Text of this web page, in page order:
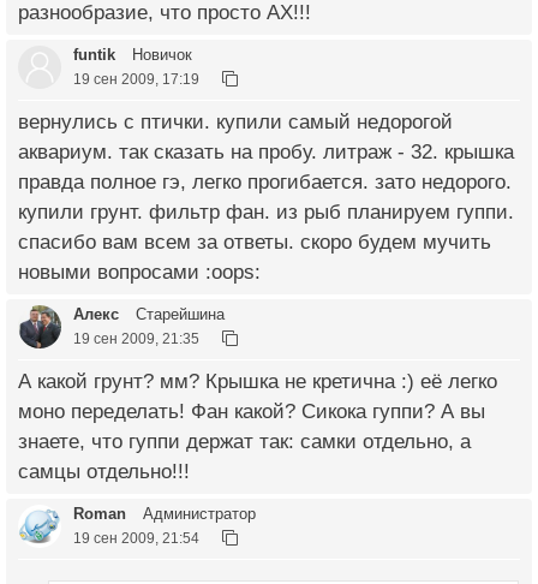
разнообразие, что просто АХ!!!
funtik Новичок
19 сен 2009, 17:19
вернулись с птички. купили самый недорогой
аквариум. так сказать на пробу. литраж - 32. крышка
правда полное гэ, легко прогибается. зато недорого.
купили грунт. фильтр фан. из рыб планируем гуппи.
спасибо вам всем за ответы. скоро будем мучить
новыми вопросами :oops:
Алекс Старейшина
19 сен 2009, 21:35
А какой грунт? мм? Крышка не кретична :) её легко
моно переделать! Фан какой? Сикока гуппи? А вы
знаете, что гуппи держат так: самки отдельно, а
самцы отдельно!!!
Roman Администратор
19 сен 2009, 21:54